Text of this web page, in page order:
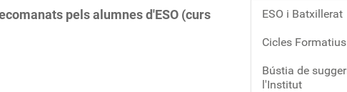
pels alumnes d'ESO (curs
ESO i Batxillerat
Cicles Formatius
Bústia de
l'Institut